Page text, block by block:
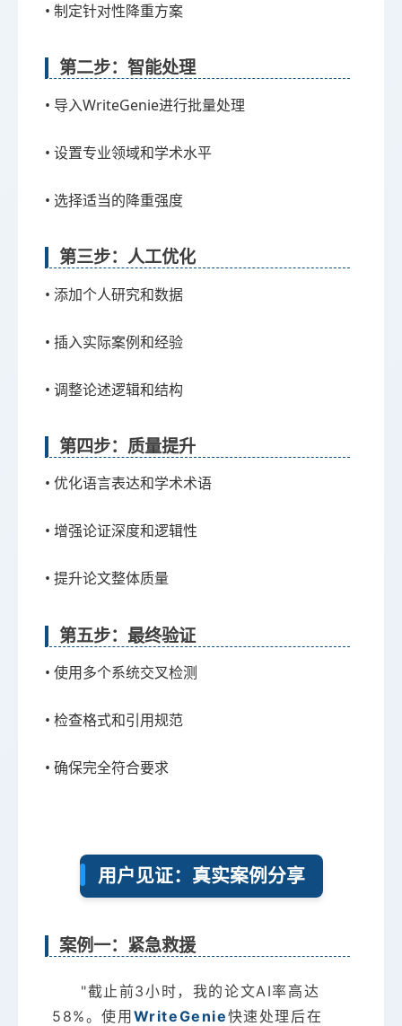
• 制定针对性降重方案
第二步：智能处理
• 导入WriteGenie进行批量处理
• 设置专业领域和学术水平
• 选择适当的降重强度
第三步：人工优化
• 添加个人研究和数据
• 插入实际案例和经验
• 调整论述逻辑和结构
第四步：质量提升
• 优化语言表达和学术术语
• 增强论证深度和逻辑性
• 提升论文整体质量
第五步：最终验证
• 使用多个系统交叉检测
• 检查格式和引用规范
• 确保完全符合要求
用户见证：真实案例分享
案例一：紧急救援
"截止前3小时，我的论文AI率高达
58%。使用WriteGenie快速处理后在